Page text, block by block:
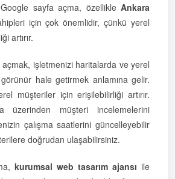
sayfa açma, özellikle Ankara
için çok önemlidir, çünkü yerel
artırır.
açmak, işletmenizi haritalarda ve yerel
hale getirmek anlamına gelir.
müşteriler için erişilebilirliği artırır.
üzerinden müşteri incelemelerini
çalışma saatlerini güncelleyebilir
doğrudan ulaşabilirsiniz.
kurumsal web tasarım ajansı ile